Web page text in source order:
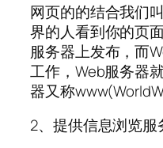
网页的的结合我们
界的人看到你的页
服务器上发布，而
工作，Web服务器
器又称
2、提供信息浏览服